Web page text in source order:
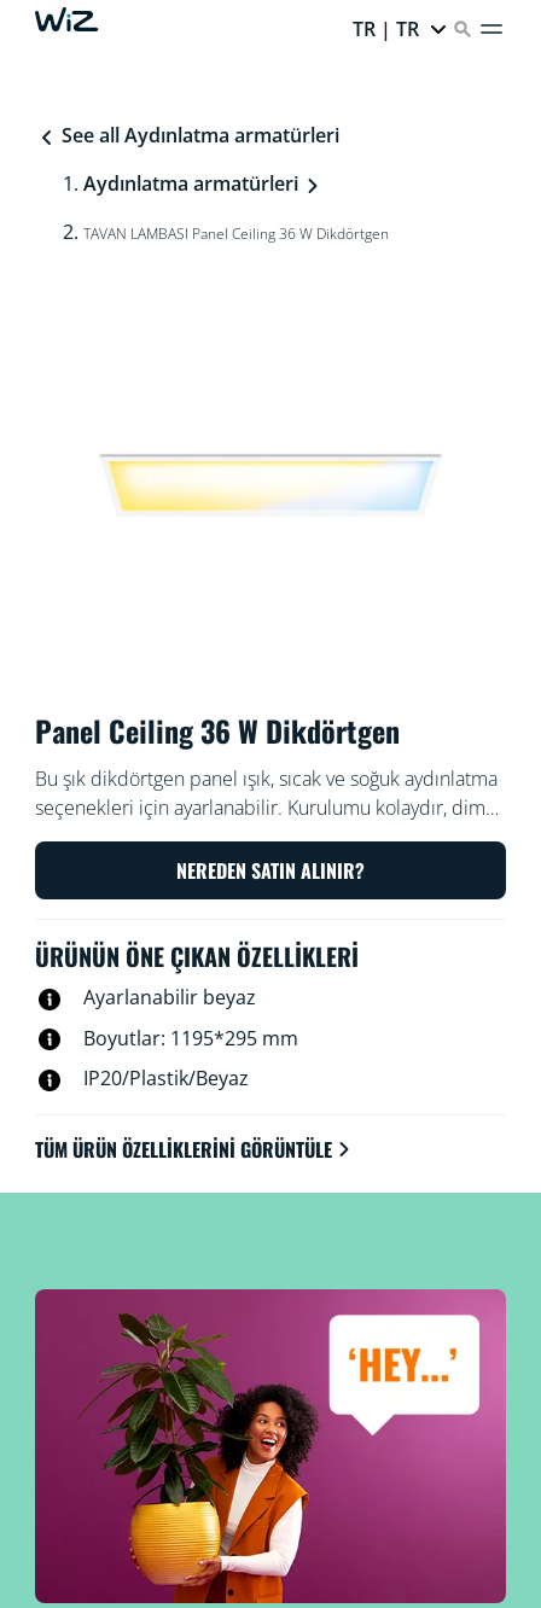
TR | TR
See all Aydınlatma armatürleri
Aydınlatma armatürleri
TAVAN LAMBASI Panel Ceiling 36 W Dikdörtgen
Panel Ceiling 36 W Dikdörtgen
Bu şık dikdörtgen panel ışık, sıcak ve soğuk aydınlatma
seçenekleri için ayarlanabilir. Kurulumu kolaydır, dim
edilebilir ve modern tasarımın estetiğine de iyi uyum
NEREDEN SATIN ALINIR?
ÜRÜNÜN ÖNE ÇIKAN ÖZELLIKLERI
Ayarlanabilir beyaz
Boyutlar: 1195*295 mm
IP20/Plastik/Beyaz
TÜM ÜRÜN ÖZELLIKLERINI GÖRÜNTÜLE